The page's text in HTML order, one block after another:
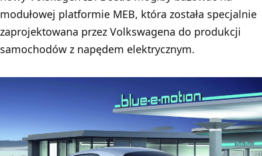
modułowej platformie MEB, która została specjalnie
zaprojektowana przez Volkswagena do produkcji
samochodów z napędem elektrycznym.